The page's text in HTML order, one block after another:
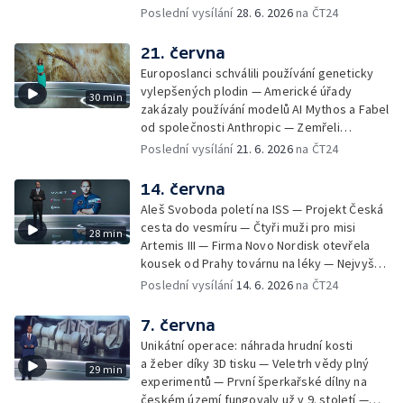
olympiáda studentů medicíny — VR, 3D tisk,
Aplikace na odhalení poruch paměti v
domácím prostředí — Projekt na záchranu
družice NASA — 40 let od velkého měření
dopadů černobylské katastrofy na
Československo — První česká družice
navržená a sestavená výhradně studenty —
AI olympiáda dětí — Věda kolem nás: pokusy
Poslední vysílání 28. 6. 2026na ČT24
30 min
21. června
Europoslanci schválili používání geneticky
vylepšených plodin — Americké úřady
zakázaly používání modelů AI Mythos a Fabel
od společnosti Anthropic — Zemřeli
neurolog Ivan Rektor a odborník na ochranu
ČR se daří díky jejich migraci — Do české
krajiny se vrací kočka divoká, vědci jim
nasazují GPS obojky — Katedrála na
Pražském hradě má nové varhany — V
Sherwoodu odumřel tisíciletý dub Robina
Hooda — Záchrana památných stromů v
Česku — Barack Obama otevřel v Chicagu
pořadu Na dosah na téma vztahy se natáčel
na Rock for People — Akce, která propojila
nadané studenty s etablovanými vědci —
Věda online — Národní muzeum získalo
mimořádnou sbírku vědce Františka
Poslední vysílání 21. 6. 2026na ČT24
28 min
14. června
Aleš Svoboda poletí na ISS — Projekt Česká
cesta do vesmíru — Čtyři muži pro misi
Artemis III — Firma Novo Nordisk otevřela
kousek od Prahy továrnu na léky — Nejvyšší
kostelní věž světa v Barceloně —
Dame — Nově objevené dokumenty o Miladě
Horákové — Věda kolem nás: závislost na
cigaretách — Evropská vesmírná mise s
českou stopou
Poslední vysílání14. 6. 2026na ČT24
29 min
7. června
Unikátní operace: náhrada hrudní kosti
a žeber díky 3D tisku — Veletrh vědy plný
experimentů — První šperkařské dílny na
českém území fungovaly už v 9. století —